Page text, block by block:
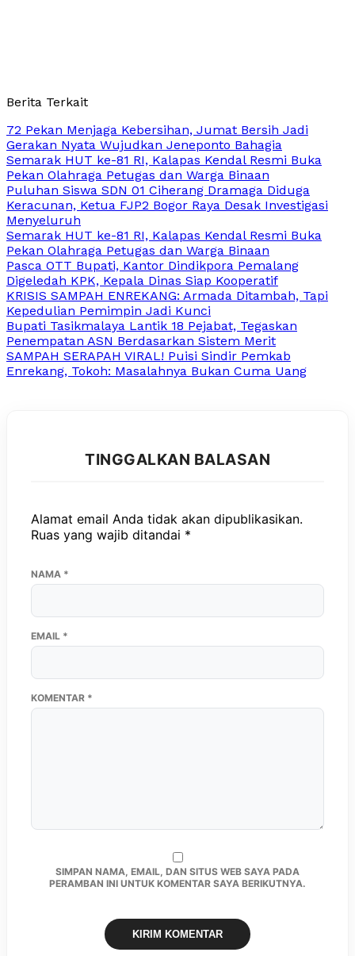
Berita Terkait
72 Pekan Menjaga Kebersihan, Jumat Bersih Jadi
Gerakan Nyata Wujudkan Jeneponto Bahagia
Semarak HUT ke-81 RI, Kalapas Kendal Resmi Buka
Pekan Olahraga Petugas dan Warga Binaan
Puluhan Siswa SDN 01 Ciherang Dramaga Diduga
Keracunan, Ketua FJP2 Bogor Raya Desak Investigasi
Menyeluruh
Semarak HUT ke-81 RI, Kalapas Kendal Resmi Buka
Pekan Olahraga Petugas dan Warga Binaan
Pasca OTT Bupati, Kantor Dindikpora Pemalang
Digeledah KPK, Kepala Dinas Siap Kooperatif
KRISIS SAMPAH ENREKANG: Armada Ditambah, Tapi
Kepedulian Pemimpin Jadi Kunci
Bupati Tasikmalaya Lantik 18 Pejabat, Tegaskan
Penempatan ASN Berdasarkan Sistem Merit
SAMPAH SERAPAH VIRAL! Puisi Sindir Pemkab
Enrekang, Tokoh: Masalahnya Bukan Cuma Uang
TINGGALKAN BALASAN
Alamat email Anda tidak akan dipublikasikan.
Ruas yang wajib ditandai *
KOMENTAR *
NAMA *
EMAIL *
SIMPAN NAMA, EMAIL, DAN SITUS WEB SAYA PADA
PERAMBAN INI UNTUK KOMENTAR SAYA BERIKUTNYA.